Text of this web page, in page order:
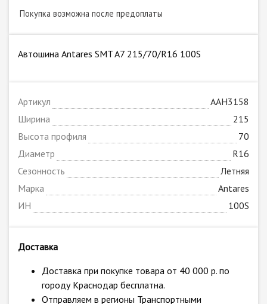
Покупка возможна после предоплаты
Автошина Antares SMT A7 215/70/R16 100S
Артикул
AAH3158
Ширина
215
Высота профиля
70
Диаметр
R16
Сезонность
Летняя
Марка
Antares
ИН
100S
Доставка
Доставка при покупке товара от 40 000 р. по
городу Краснодар бесплатна.
Отправляем в регионы Транспортными